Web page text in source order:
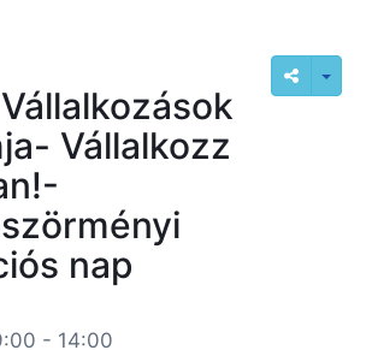
Vállalkozz
nap
- 14:00